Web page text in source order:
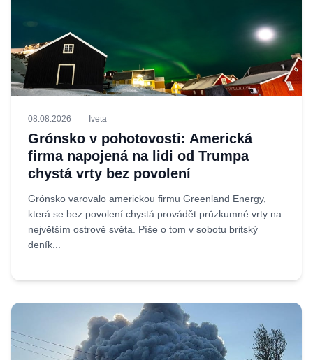
08.08.2026 Iveta
Grónsko v pohotovosti: Americká
firma napojená na lidi od Trumpa
chystá vrty bez povolení
Grónsko varovalo americkou firmu Greenland Energy,
která se bez povolení chystá provádět průzkumné vrty na
největším ostrově světa. Píše o tom v sobotu britský
deník...